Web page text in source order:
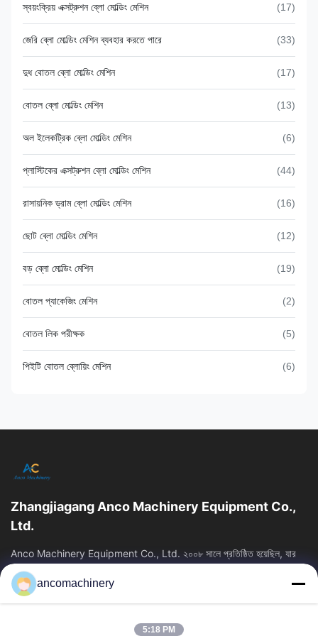
স্বয়ংক্রিয় এক্সট্রুশন ব্লো মোল্ডিং মেশিন (17)
জেরি ব্লো মোল্ডিং মেশিন ব্যবহার করতে পারে (33)
দুধ বোতল ব্লো মোল্ডিং মেশিন (17)
বোতল ব্লো মোল্ডিং মেশিন (13)
অল ইলেকট্রিক ব্লো মোল্ডিং মেশিন (6)
প্লাস্টিকের এক্সট্রুশন ব্লো মোল্ডিং মেশিন (44)
রাসায়নিক ড্রাম ব্লো মোল্ডিং মেশিন (16)
ছোট ব্লো মোল্ডিং মেশিন (12)
বড় ব্লো মোল্ডিং মেশিন (19)
বোতল প্যাকেজিং মেশিন (2)
বোতল লিক পরীক্ষক (5)
পিইটি বোতল ব্লোয়িং মেশিন (6)
Zhangjiagang Anco Machinery Equipment Co.,
Ltd.
Anco Machinery Equipment Co., Ltd. ২০০৮ সালে প্রতিষ্ঠিত হয়েছিল, যার
সদর দপ্তর চীনের জিয়াংসু প্রদেশের সুঝো সিটির ঝাংজিয়াগাং শহরে অবস্থিত। এটি...
গুরুত্বপূর্ণ সংযোগ
ancomachinery
5:18 PM